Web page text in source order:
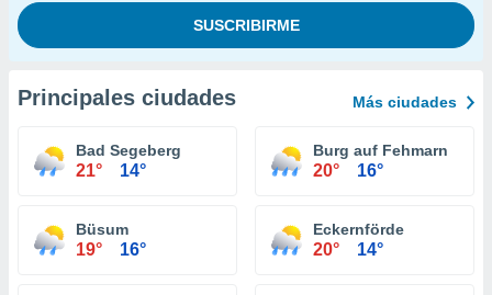
Principales ciudades Más ciudades
Bad Segeberg
21° 14°
Burg auf Fehmarn
20° 16°
Büsum
19° 16°
Eckernförde
20° 14°